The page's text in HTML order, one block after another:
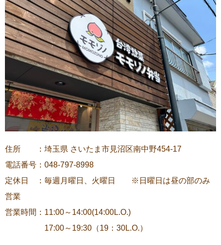
住所 ：埼玉県 さいたま市見沼区南中野454-17
電話番号：048-797-8998
定休日 ：毎週月曜日、火曜日 ※日曜日は昼の部のみ
営業
営業時間：11:00～14:00(14:00L.O.)
17:00～19:30（19：30L.O.）